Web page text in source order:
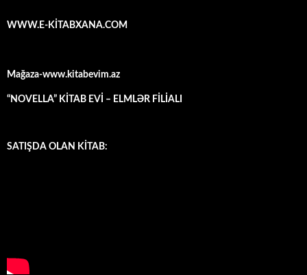
WWW.E-KİTABXANA.COM
Mağaza-www.kitabevim.az
“NOVELLA” KİTAB EVİ – ELMLƏR FİLİALI
SATIŞDA OLAN KİTAB: